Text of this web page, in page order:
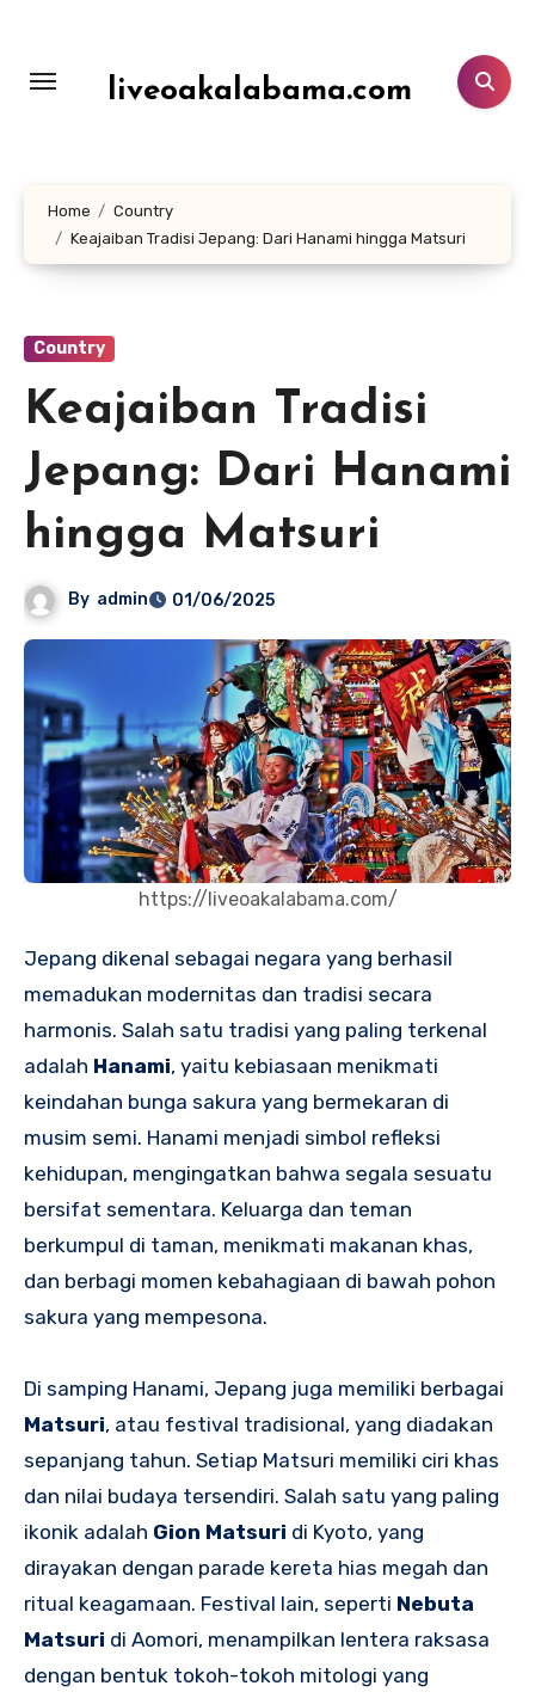
konten
liveoakalabama.com
Home
Country
Keajaiban Tradisi Jepang: Dari Hanami hingga Matsuri
Country
Keajaiban Tradisi
Jepang: Dari Hanami
hingga Matsuri
By admin 01/06/2025
https://liveoakalabama.com/
Jepang dikenal sebagai negara yang berhasil
memadukan modernitas dan tradisi secara
harmonis. Salah satu tradisi yang paling terkenal
adalah Hanami, yaitu kebiasaan menikmati
keindahan bunga sakura yang bermekaran di
musim semi. Hanami menjadi simbol refleksi
kehidupan, mengingatkan bahwa segala sesuatu
bersifat sementara. Keluarga dan teman
berkumpul di taman, menikmati makanan khas,
dan berbagi momen kebahagiaan di bawah pohon
sakura yang mempesona.
Di samping Hanami, Jepang juga memiliki berbagai
Matsuri, atau festival tradisional, yang diadakan
sepanjang tahun. Setiap Matsuri memiliki ciri khas
dan nilai budaya tersendiri. Salah satu yang paling
ikonik adalah Gion Matsuri di Kyoto, yang
dirayakan dengan parade kereta hias megah dan
ritual keagamaan. Festival lain, seperti Nebuta
Matsuri di Aomori, menampilkan lentera raksasa
dengan bentuk tokoh-tokoh mitologi yang